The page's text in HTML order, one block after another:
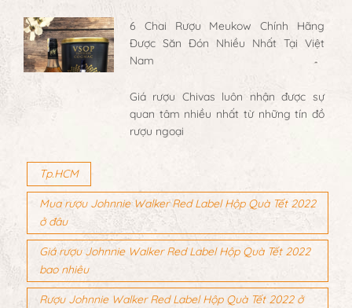
6 Chai Rượu Meukow Chính Hãng
Được Săn Đón Nhiều Nhất Tại Việt
Nam
Giá rượu Chivas luôn nhận được sự
quan tâm nhiều nhất từ những tín đồ
rượu ngoại
Tp.HCM
Mua rượu Johnnie Walker Red Label Hộp Quà Tết 2022
ở đâu
Giá rượu Johnnie Walker Red Label Hộp Quà Tết 2022
bao nhiêu
Rượu Johnnie Walker Red Label Hộp Quà Tết 2022 ở